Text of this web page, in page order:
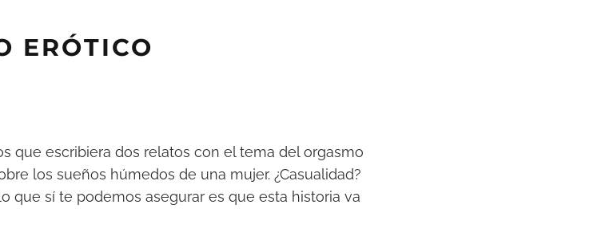
ERÓTICO
que escribiera dos relatos con el tema del orgasmo
los sueños húmedos de una mujer. ¿Casualidad?
que sí te podemos asegurar es que esta historia va